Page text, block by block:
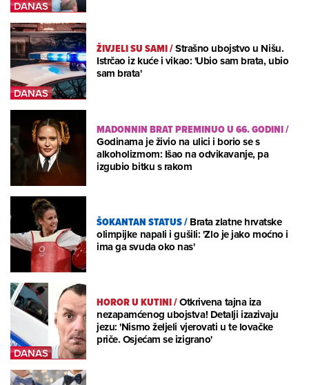
ŽIVJELI SU SAMI/Strašno ubojstvo u Nišu.
Istrčao iz kuće i vikao: 'Ubio sam brata, ubio
sam brata'
MADONNIN BRAT PREMINUO U 66. GODINI/
Godinama je živio na ulici i borio se s
alkoholizmom: Išao na odvikavanje, pa
izgubio bitku s rakom
ŠOKANTAN STATUS/Brata zlatne hrvatske
olimpijke napali i gušili: 'Zlo je jako moćno i
ima ga svuda oko nas'
HOROR U KUTINI/Otkrivena tajna iza
nezapamćenog ubojstva! Detalji izazivaju
jezu: 'Nismo željeli vjerovati u te lovačke
priče. Osjećam se izigrano'